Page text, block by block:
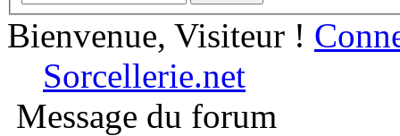
Bienvenue, Visiteur !
Sorcellerie.net
Message du forum